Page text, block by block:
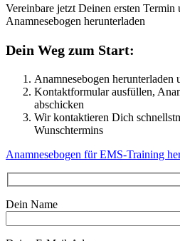
Vereinbare jetzt Deinen ersten Termin
Anamnesebogen herunterladen
Dein Weg zum Start:
Anamnesebogen herunterladen
Kontaktformular ausfüllen,
abschicken
Wir kontaktieren Dich
Wunschtermins
Anamnesebogen für EMS-Training
Dein Name